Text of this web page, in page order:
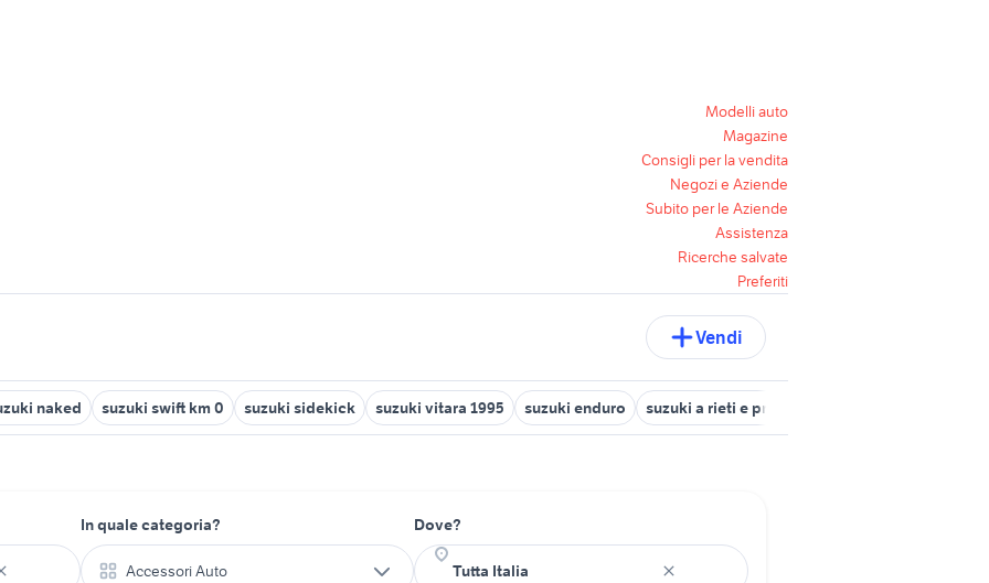
Modelli auto
Magazine
Consigli per la vendita
Negozi e Aziende
Subito per le Aziende
Assistenza
Ricerche salvate
Preferiti
Vendi
naked suzuki swift km 0 suzuki sidekick suzuki vitara 1995 suzuki enduro suzuki a rieti e provincia
In quale categoria?
Accessori Auto
Dove?